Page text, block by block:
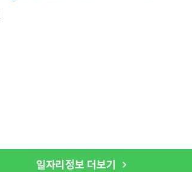
일자리정보 더보기